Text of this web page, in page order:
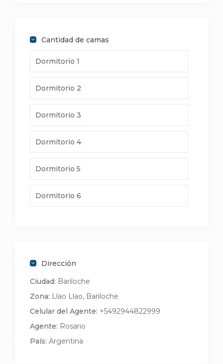
Cantidad de camas
Dormitorio 1
Dormitorio 2
Dormitorio 3
Dormitorio 4
Dormitorio 5
Dormitorio 6
Dirección
Ciudad: Bariloche
Zona: Llao Llao, Bariloche
Celular del Agente: +5492944822999
Agente: Rosario
País: Argentina